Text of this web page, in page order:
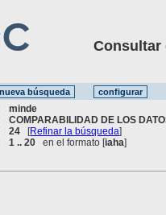
Consultar
minde
COMPARABILIDAD DE LOS
24 [Refinar la búsqueda]
1 .. 20 en el formato [iaha]